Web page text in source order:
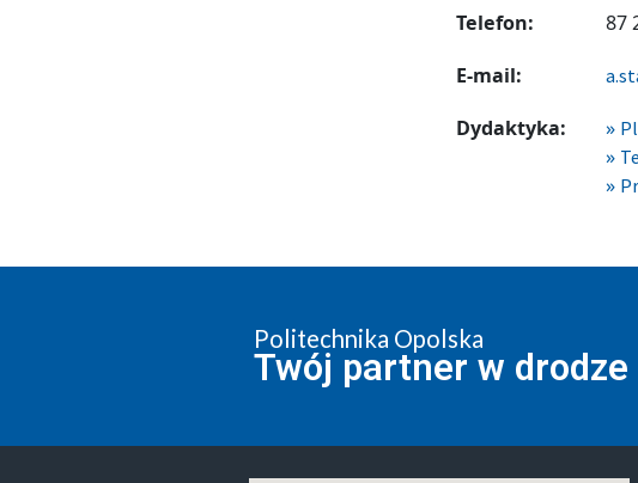
Telefon:
87
E-mail:
Dydaktyka:
Politechnika Opolska
Twój partner w